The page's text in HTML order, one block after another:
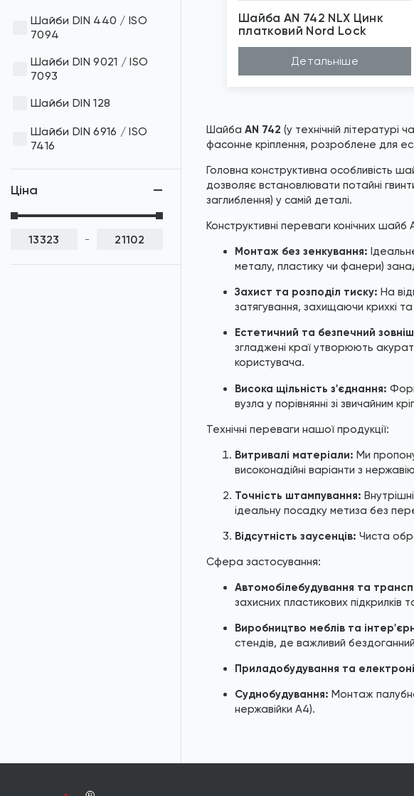
Шайби DIN 440 / ISO
7094
Шайби DIN 9021 / ISO
7093
Шайби DIN 128
Шайби DIN 6916 / ISO
7416
Шайби DIN 6796 / ISO
10670
Шайби DIN 7603
Шайби AN 133
Шайби DIN 6340
Ціна
-
Шайба AN 742 NLX Цинк
платковий Nord Lock
Зображені фото є...
Детальніше
Шайба AN 742 (у технічній літературі
фасонне кріплення, розроблене для
Головна конструктивна особливість
дозволяє встановлювати потайні
заглиблення) у самій деталі.
Конструктивні переваги конічних шайб
Монтаж без зенкування:
металу, пластику чи фанери)
Захист та розподіл тиску: На
затягування, захищаючи крихкі
Естетичний та безпечний
згладжені краї утворюють
користувача.
Висока щільність з'єднання:
вузла у порівнянні зі звичайним
Технічні переваги нашої продукції:
Витривалі матеріали: Ми
високонадійні варіанти з
Точність штампування:
ідеальну посадку метиза без
Відсутність заусенців: Чиста
Сфера застосування:
Автомобілебудування та
захисних пластикових підкрилків
Виробництво меблів та
стендів, де важливий бездоганний
Приладобудування та
Суднобудування: Монтаж
нержавійки A4).